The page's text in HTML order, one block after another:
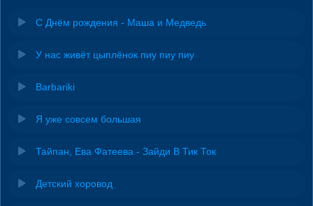
С Днём рождения - Маша и Медведь
У нас живёт цыплёнок пиу пиу пиу
Barbariki
Я уже совсем большая
Тайпан, Ева Фатеева - Зайди В Тик Ток
Детский хоровод